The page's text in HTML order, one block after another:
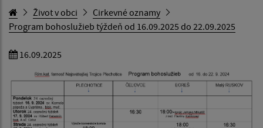
Život v obci
Cirkevné oznamy
Program bohoslužieb týždeň od 16.09.2025 do 22.09.2025
16.09.2025